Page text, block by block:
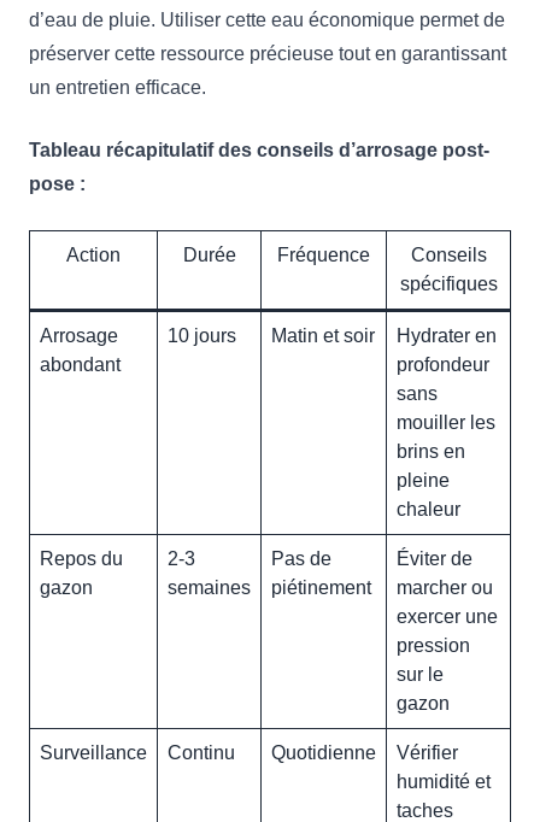
d’eau de pluie. Utiliser cette eau économique permet de
préserver cette ressource précieuse tout en garantissant
un entretien efficace.
Tableau récapitulatif des conseils d’arrosage post-
pose :
Action Durée Fréquence
Conseils
spécifiques
Arrosage
abondant
10 jours Matin et soir
Hydrater en
profondeur
sans
mouiller les
brins en
pleine
chaleur
Repos du
gazon
2-3
semaines
Pas de
piétinement
Éviter de
marcher ou
exercer une
pression
sur le
gazon
Surveillance Continu Quotidienne
Vérifier
humidité et
taches